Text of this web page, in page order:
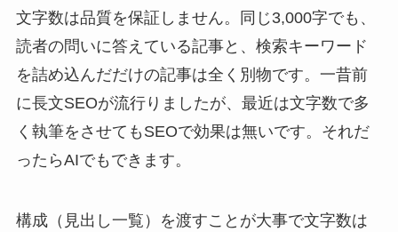
文字数は品質を保証しません。同じ3,000字でも、
読者の問いに答えている記事と、検索キーワード
を詰め込んだだけの記事は全く別物です。一昔前
に長文SEOが流行りましたが、最近は文字数で多
く執筆をさせてもSEOで効果は無いです。それだ
ったらAIでもできます。
構成（見出し一覧）を渡すことが大事で文字数は